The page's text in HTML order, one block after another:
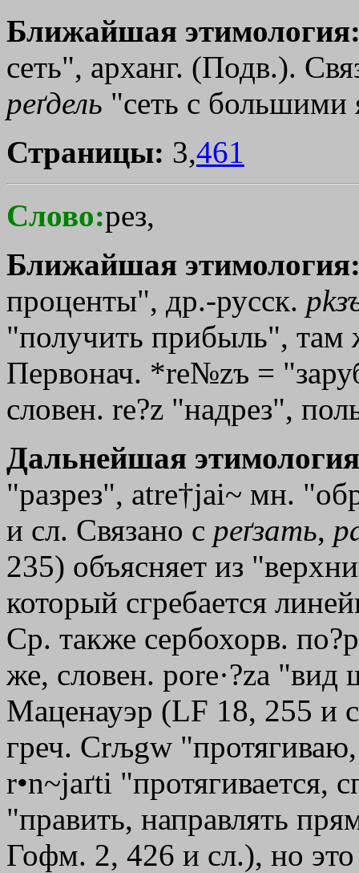
Ближайшая
сеть", арханг. (Подв.).
реґдель "сеть с большими
Страницы: 3,461
Слово:рез,
Ближайшая
проценты", др.-русск. р
"получить прибыль",
Первонач. *re№zъ =
словен. rе?z "надрез",
Дальнейшая
"разрез", atre†јai~ мн.
и сл. Связано с реґзать,
235) объясняет из
который сгребается
Ср. также сербохорв.
же, словен. роrе·?zа
Маценауэр (LF 18, 255 и
греч. Сrљgw
r•n~jaґti "протягивается,
"править, направлять
Гофм. 2, 426 и сл.), но это